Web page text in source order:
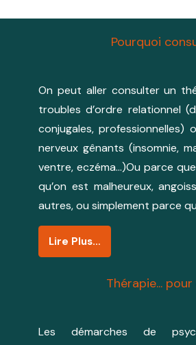
Pourquoi
On peut aller consulter un
troubles d’ordre relationnel
conjugales, professionnelles)
nerveux gênants (insomnie,
ventre, eczéma…)Ou parce
qu’on est malheureux,
autres, ou simplement parce
Lire Plus…
Thérapie...
Les démarches de